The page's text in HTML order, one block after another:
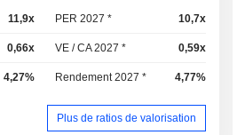
11,9x PER 2027 * 10,7x
0,66x VE / CA 2027 * 0,59x
4,27% Rendement 2027 * 4,77%
Plus de ratios de valorisation